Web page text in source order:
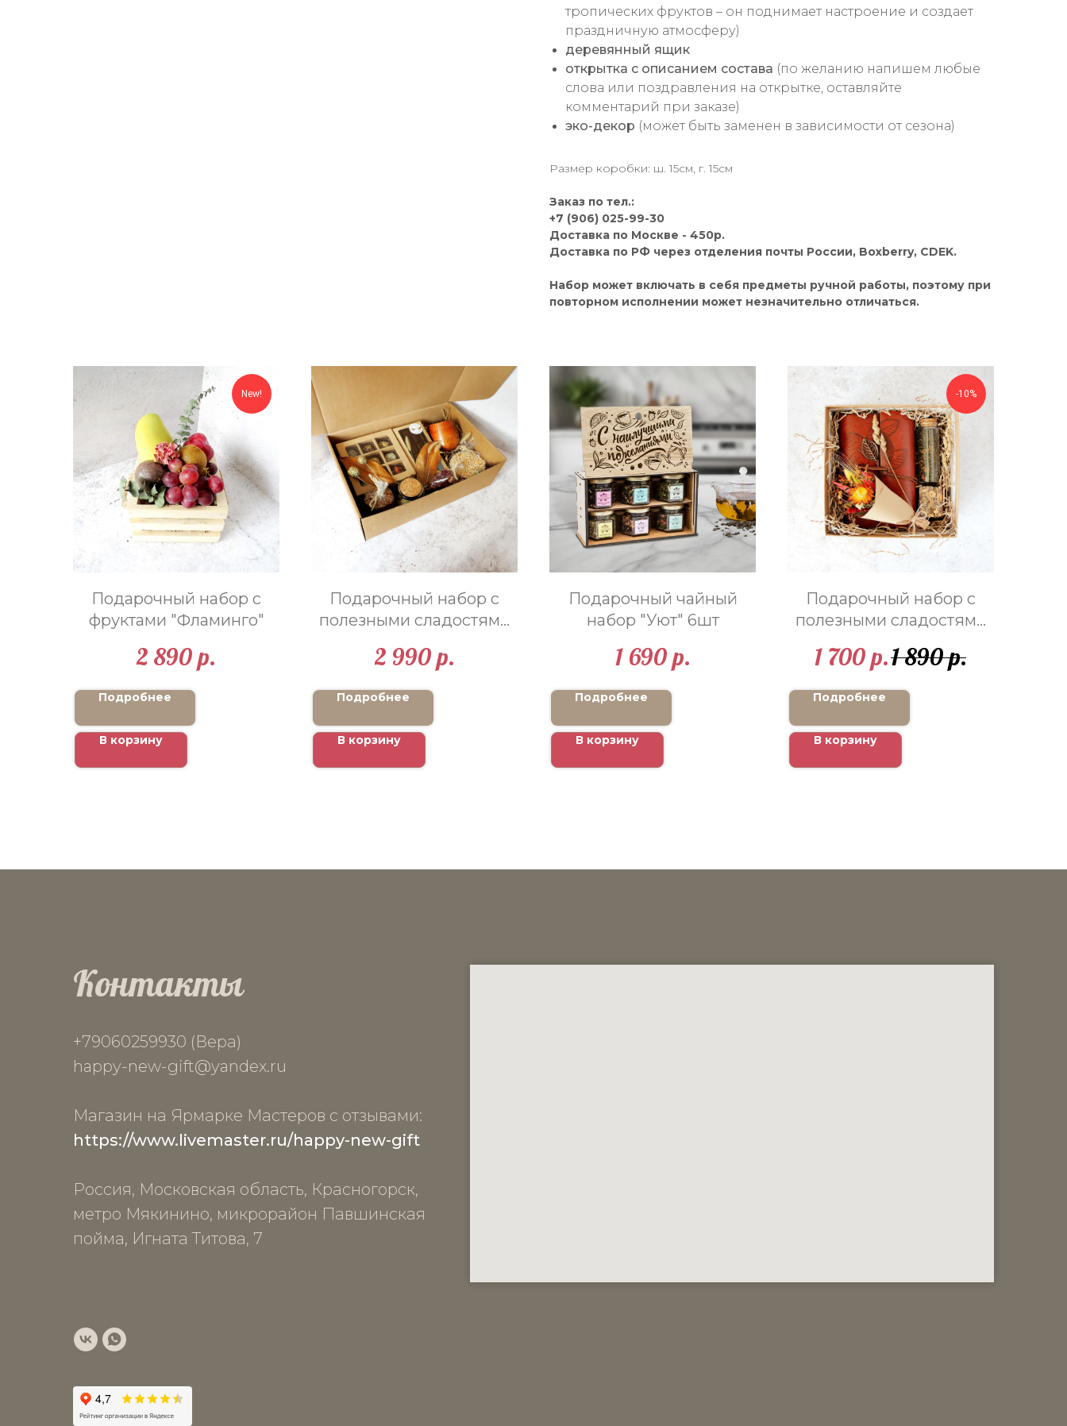
тропических фруктов – он поднимает настроение и создает
праздничную атмосферу)
деревянный ящик
открытка с описанием состава (по желанию напишем любые
слова или поздравления на открытке, оставляйте
комментарий при заказе)
эко-декор (может быть заменен в зависимости от сезона)
Размер коробки: ш. 15см, г. 15см
Заказ по тел.:
+7 (906) 025-99-30
Доставка по Москве - 450р.
Доставка по РФ через отделения почты России, Boxberry, CDEK.
Набор может включать в себя предметы ручной работы, поэтому при
повторном исполнении может незначительно отличаться.
New!
Подарочный набор с
фруктами "Фламинго"
2 890р.
Подробнее
В корзину
Подарочный набор с
полезными сладостями
2 990р.
Подробнее
В корзину
Подарочный чайный
набор "Уют" 6шт
1 690р.
Подробнее
В корзину
-10%
Подарочный набор с
полезными сладостями
1 700р.1 890р.
Подробнее
В корзину
Контакты
+79060259930 (Вера)
happy-new-gift@yandex.ru
Магазин на Ярмарке Мастеров с отзывами:
https://www.livemaster.ru/happy-new-gift
Россия, Московская область, Красногорск,
метро Мякинино, микрорайон Павшинская
пойма, Игната Титова, 7